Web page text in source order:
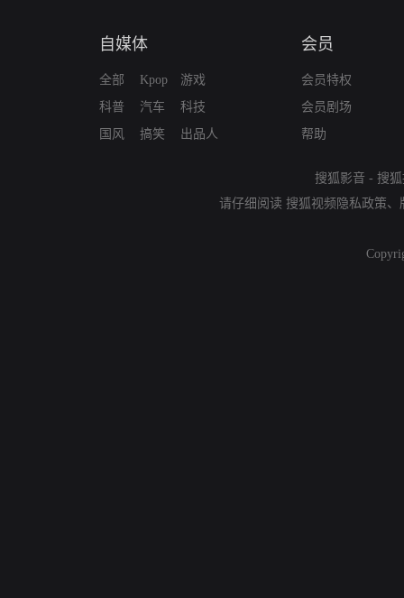
自媒体
全部
科普
国风
Kpop
汽车
搞笑
游戏
科技
出品人
会员
会员特权
会员剧场
帮助
搜狐影音 - 搜
请仔细阅读 搜狐视频隐私政策、